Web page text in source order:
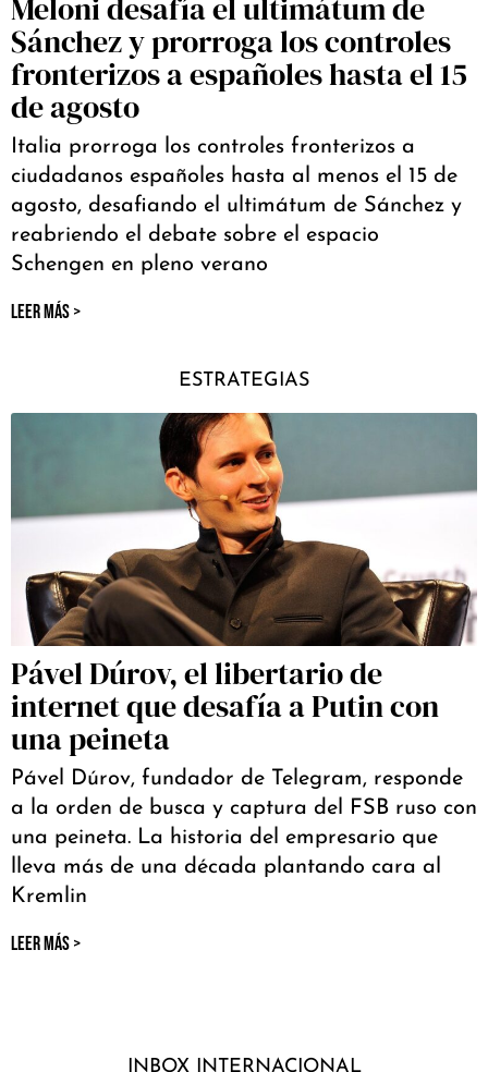
Meloni desafía el ultimátum de
Sánchez y prorroga los controles
fronterizos a españoles hasta el 15
de agosto
Italia prorroga los controles fronterizos a
ciudadanos españoles hasta al menos el 15 de
agosto, desafiando el ultimátum de Sánchez y
reabriendo el debate sobre el espacio
Schengen en pleno verano
LEER MÁS >
ESTRATEGIAS
Pável Dúrov, el libertario de
internet que desafía a Putin con
una peineta
Pável Dúrov, fundador de Telegram, responde
a la orden de busca y captura del FSB ruso con
una peineta. La historia del empresario que
lleva más de una década plantando cara al
Kremlin
LEER MÁS >
INBOX INTERNACIONAL